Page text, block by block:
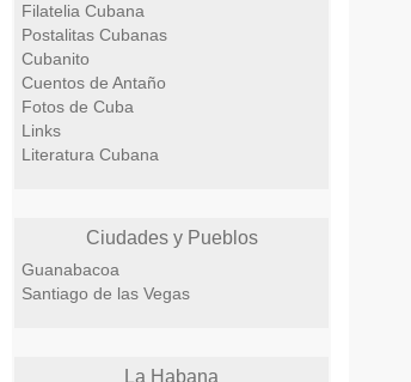
Filatelia Cubana
Postalitas Cubanas
Cubanito
Cuentos de Antaño
Fotos de Cuba
Links
Literatura Cubana
Ciudades y Pueblos
Guanabacoa
Santiago de las Vegas
La Habana